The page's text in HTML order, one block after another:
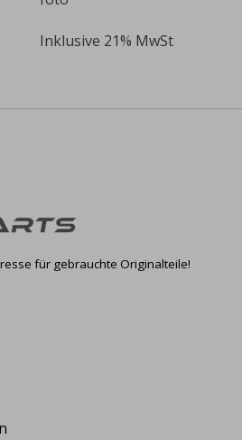
Inklusive 21% MwSt
für gebrauchte Originalteile!